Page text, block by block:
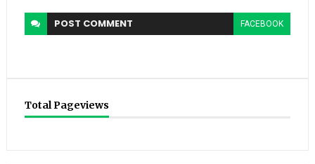
POST COMMENT FACEBOOK
Total Pageviews